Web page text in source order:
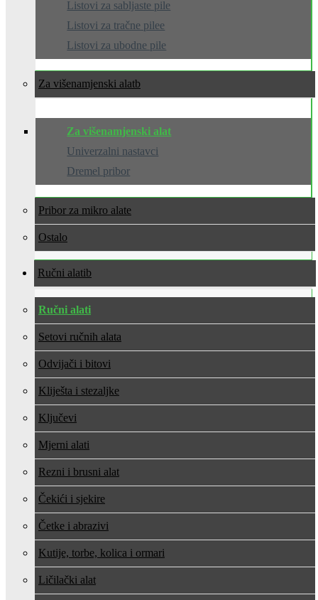
Listovi za sabljaste pile
Listovi za tračne pilee
Listovi za ubodne pile
Za višenamjenski alat
Za višenamjenski alat
Univerzalni nastavci
Dremel pribor
Pribor za mikro alate
Ostalo
Ručni alati
Ručni alati
Setovi ručnih alata
Odvijači i bitovi
Kliješta i stezaljke
Ključevi
Mjerni alati
Rezni i brusni alat
Čekići i sjekire
Četke i abrazivi
Kutije, torbe, kolica i ormari
Ličilački alat